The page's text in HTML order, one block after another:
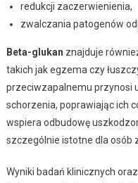
redukcji zaczerwienienia,
zwalczania patogenów
Beta-glukan znajduje
takich jak egzema czy
przeciwzapalnemu przynosi
schorzenia, poprawiając ich
wspiera odbudowę
szczególnie istotne dla osób
Wyniki badań klinicznych